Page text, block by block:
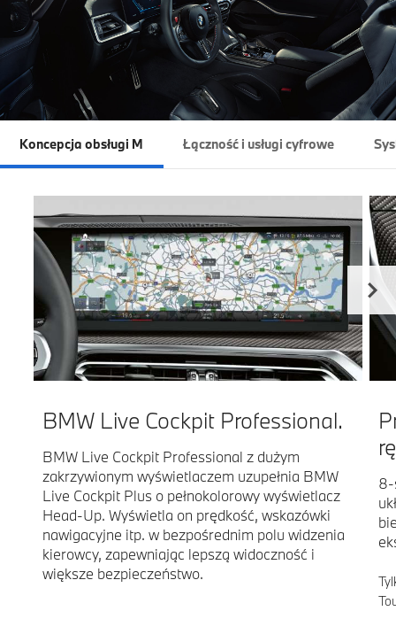
Koncepcja obsługi M Łączność i usługi cyfrowe
BMW Live Cockpit Professional.
BMW Live Cockpit Professional z dużym
zakrzywionym wyświetlaczem uzupełnia BMW
Live Cockpit Plus o pełnokolorowy wyświetlacz
Head-Up. Wyświetla on prędkość, wskazówki
nawigacyjne itp. w bezpośrednim polu widzenia
kierowcy, zapewniając lepszą widoczność i
większe bezpieczeństwo.
8-